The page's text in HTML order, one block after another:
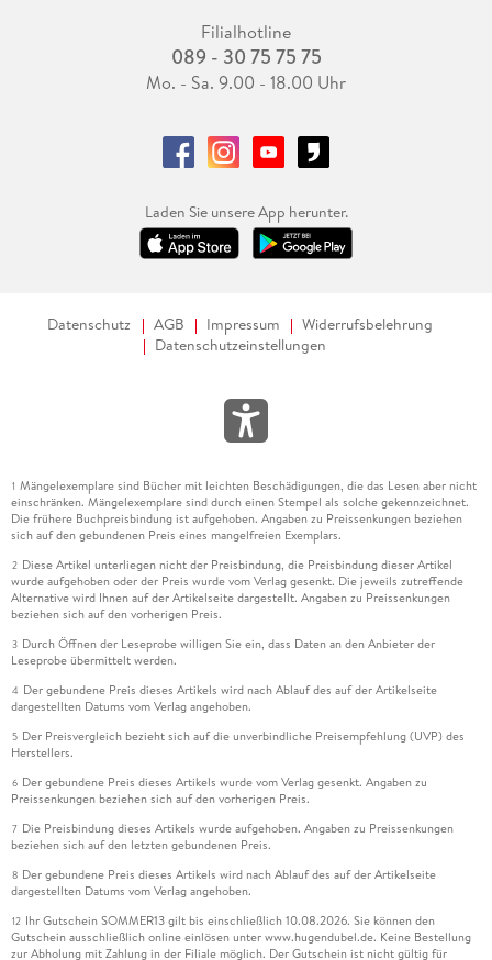
Filialhotline
089 - 30 75 75 75
Mo. - Sa. 9.00 - 18.00 Uhr
Laden Sie unsere App herunter.
Datenschutz AGB Impressum
Widerrufsbelehrung
Datenschutzeinstellungen
1 Mängelexemplare sind Bücher mit leichten Beschädigungen, die das Lesen aber nicht
einschränken. Mängelexemplare sind durch einen Stempel als solche gekennzeichnet.
Die frühere Buchpreisbindung ist aufgehoben. Angaben zu Preissenkungen beziehen
sich auf den gebundenen Preis eines mangelfreien Exemplars.
2 Diese Artikel unterliegen nicht der Preisbindung, die Preisbindung dieser Artikel
wurde aufgehoben oder der Preis wurde vom Verlag gesenkt. Die jeweils zutreffende
Alternative wird Ihnen auf der Artikelseite dargestellt. Angaben zu Preissenkungen
beziehen sich auf den vorherigen Preis.
3 Durch Öffnen der Leseprobe willigen Sie ein, dass Daten an den Anbieter der
Leseprobe übermittelt werden.
4 Der gebundene Preis dieses Artikels wird nach Ablauf des auf der Artikelseite
dargestellten Datums vom Verlag angehoben.
5 Der Preisvergleich bezieht sich auf die unverbindliche Preisempfehlung (UVP) des
Herstellers.
6 Der gebundene Preis dieses Artikels wurde vom Verlag gesenkt. Angaben zu
Preissenkungen beziehen sich auf den vorherigen Preis.
7 Die Preisbindung dieses Artikels wurde aufgehoben. Angaben zu Preissenkungen
beziehen sich auf den letzten gebundenen Preis.
8 Der gebundene Preis dieses Artikels wird nach Ablauf des auf der Artikelseite
dargestellten Datums vom Verlag angehoben.
12 Ihr Gutschein SOMMER13 gilt bis einschließlich 10.08.2026. Sie können den
Gutschein ausschließlich online einlösen unter www.hugendubel.de. Keine Bestellung
zur Abholung mit Zahlung in der Filiale möglich. Der Gutschein ist nicht gültig für